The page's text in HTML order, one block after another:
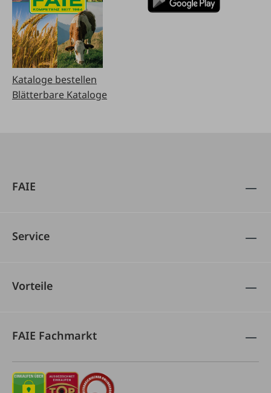
Kataloge bestellen
Blätterbare Kataloge
FAIE
Service
Vorteile
FAIE Fachmarkt